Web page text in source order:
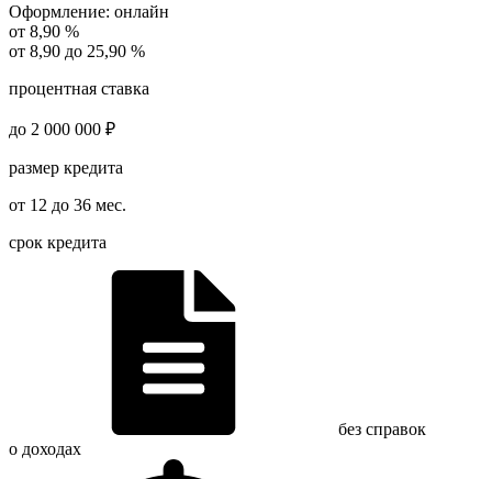
Оформление: онлайн
от 8,90 %
от 8,90 до 25,90 %
процентная ставка
до 2 000 000 ₽
размер кредита
от 12 до 36 мес.
срок кредита
без справок
о доходах